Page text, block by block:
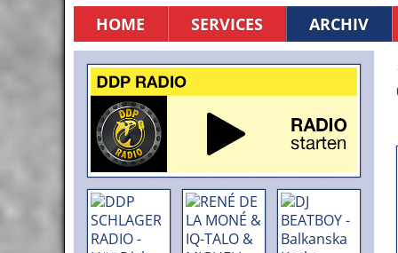
HOME SERVICES ARCHIV